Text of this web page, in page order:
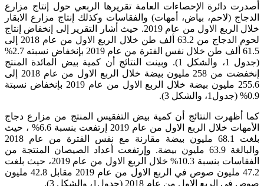
أصدرت دائرة الإحصاءات العامة تقريرها الربعي حول إنتاج مزارع
الدجاج (لاحم، بياض، أمهات) والفقاسات وكذلك إنتاج مزارع الابقار
خلال الربع الاول من عام 2019. حيث أشار التقرير إلى إنخفاض إنتاج
لحوم الدجاج من 63.2 ألف طن خلال الربع الاول من عام 2018 إلى
61.5 ألف طن خلال نفس الفترة من عام 2019 بإنخفاض نسبته 2.7%
(جدول 1، والشكل 1). وبينت النتائج أن كمية بيض المائدة المنتج
إنخفضت من 258 مليون بيضة خلال الربع الاول من عام 2018 إلى
255.6 مليون بيضة خلال الربع الاول من عام 2019 بإنخفاض نسبتة
0.9% (جدول1، والشكل 3).
كما أظهرت النتائج أن كمية بيض التفقيس المنتج من مزارع دجاج
الأمهات خلال الربع الاول من عام 2019 إرتفعت بنسبة 6.6% ، حيث
بلغت 68.1 مليون بيضة مقارنة مع نفس الفترة من عام 2018
والبالغة 63.9 مليون بيضة. وإرتفعت أعداد الصيصان المنتجة من
الفقاسات بنسبة 10.3% خلال الربع الاول من عام 2019، حيث بلغت
47.2 مليون صوص في الربع الاول من عام 2019 مقابل 42.8 مليون
صوص في الربع الاول من عام 2018 (جدول1، والشكل 3).